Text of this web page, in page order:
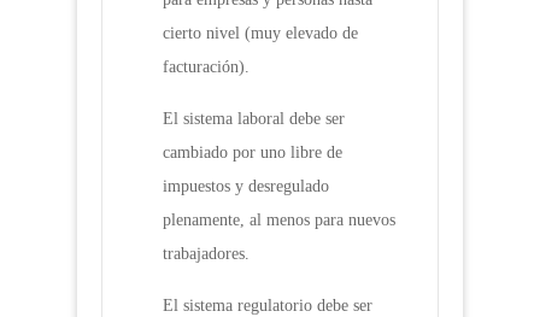
cierto nivel (muy elevado de
facturación).
El sistema laboral debe ser
cambiado por uno libre de
impuestos y desregulado
plenamente, al menos para nuevos
trabajadores.
El sistema regulatorio debe ser